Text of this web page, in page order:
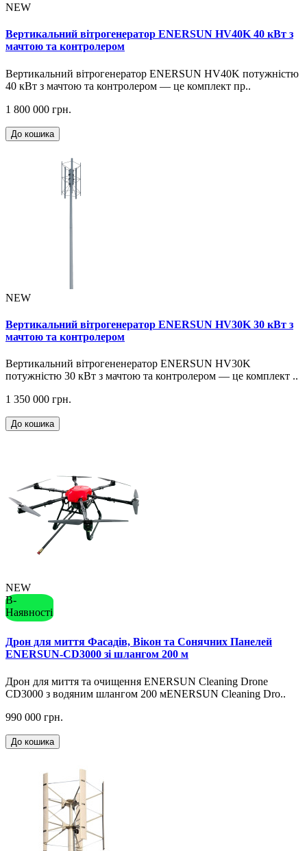
NEW
Вертикальний вітрогенератор ENERSUN HV40K 40 кВт з
мачтою та контролером
Вертикальний вітрогенератор ENERSUN HV40K потужністю
40 кВт з мачтою та контролером — це комплект пр..
1 800 000 грн.
До кошика
NEW
Вертикальний вітрогенератор ENERSUN HV30K 30 кВт з
мачтою та контролером
Вертикальний вітрогененератор ENERSUN HV30K
потужністю 30 кВт з мачтою та контролером — це комплект ..
1 350 000 грн.
До кошика
NEW
В-
Наявності
Дрон для миття Фасадів, Вікон та Сонячних Панелей
ENERSUN-CD3000 зі шлангом 200 м
Дрон для миття та очищення ENERSUN Cleaning Drone
CD3000 з водяним шлангом 200 мENERSUN Cleaning Dro..
990 000 грн.
До кошика